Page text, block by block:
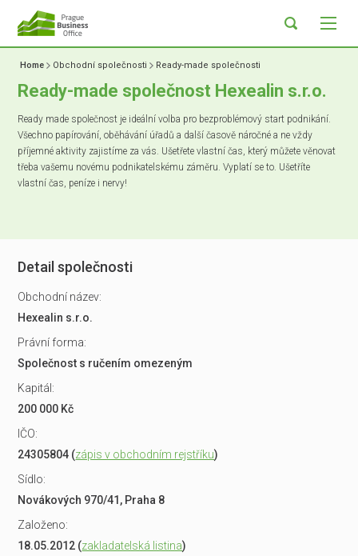
Home Obchodní společnosti Ready-made společnosti
Ready-made společnost Hexealin s.r.o.
Ready made společnost je ideální volba pro bezproblémový start podnikání.
Všechno papírování, oběhávání úřadů a další časově náročné a ne vždy
příjemné aktivity zajistíme za vás. Ušetřete vlastní čas, který můžete věnovat
třeba vašemu novému podnikatelskému záměru. Vyplatí se to. Ušetříte
vlastní čas, peníze i nervy!
Detail společnosti
Obchodní název:
Hexealin s.r.o.
Právní forma:
Společnost s ručením omezeným
Kapitál:
200 000 Kč
IČO:
24305804 (zápis v obchodním rejstříku)
Sídlo:
Novákových 970/41, Praha 8
Založeno:
18.05.2012 (zakladatelská listina)